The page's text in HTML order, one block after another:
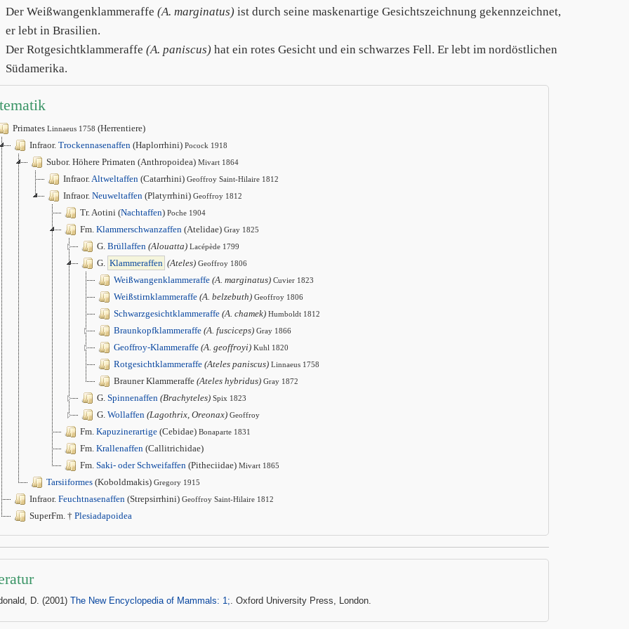
Der Weißwangenklammeraffe (A. marginatus) ist durch seine maskenartige Gesichtszeichnung gekennzeichnet,
er lebt in Brasilien.
Der Rotgesichtklammeraffe (A. paniscus) hat ein rotes Gesicht und ein schwarzes Fell. Er lebt im nordöstlichen
Südamerika.
Primates Linnaeus 1758 (Herrentiere)
Infraor. Trockennasenaffen (Haplorrhini) Pocock 1918
Subor. Höhere Primaten (Anthropoidea) Mivart 1864
Infraor.Altweltaffen (Catarrhini) Geoffroy Saint-Hilaire 1812
Infraor. Neuweltaffen (Platyrrhini) Geoffroy 1812
Tr. Aotini (Nachtaffen) Poche 1904
Fm. Klammerschwanzaffen (Atelidae) Gray 1825
G. Brüllaffen (Alouatta) Lacépède 1799
G. Klammeraffen (Ateles) Geoffroy 1806
Weißwangenklammeraffe (A. marginatus) Cuvier 1823
Weißstirnklammeraffe (A. belzebuth) Geoffroy 1806
Schwarzgesichtklammeraffe (A. chamek) Humboldt 1812
Braunkopfklammeraffe (A. fusciceps) Gray 1866
Geoffroy-Klammeraffe (A. geoffroyi) Kuhl 1820
Rotgesichtklammeraffe (Ateles paniscus) Linnaeus 1758
Brauner Klammeraffe (Ateles hybridus) Gray 1872
G. Spinnenaffen (Brachyteles) Spix 1823
G. Wollaffen (Lagothrix, Oreonax) Geoffroy
Fm. Kapuzinerartige (Cebidae) Bonaparte 1831
Fm. Krallenaffen (Callitrichidae)
Fm. Saki- oder Schweifaffen (Pitheciidae) Mivart 1865
Tarsiiformes (Koboldmakis) Gregory 1915
Infraor. Feuchtnasenaffen (Strepsirrhini) Geoffroy Saint-Hilaire 1812
SuperFm. † Plesiadapoidea
D. (2001) The New Encyclopedia of Mammals: 1;. Oxford University Press, London.